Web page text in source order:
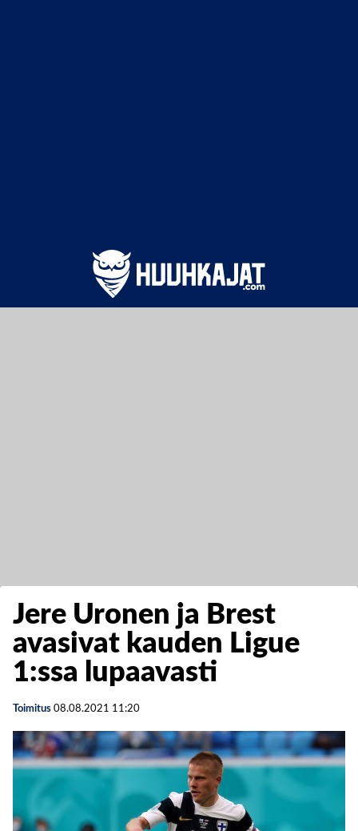
Jere Uronen ja Brest
avasivat kauden Ligue
1:ssa lupaavasti
Toimitus 08.08.2021 11:20